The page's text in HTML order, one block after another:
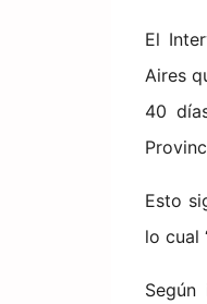
El
Aires
40
Esto
lo cual